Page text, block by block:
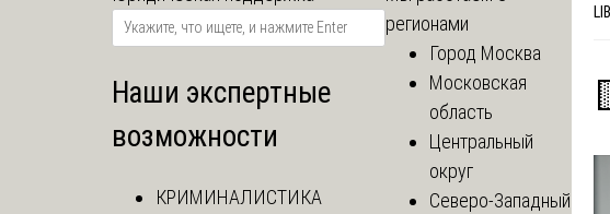
Наши экспертные
возможности
КРИМИНАЛИСТИКА
регионами
Город Москва
Московская
область
Центральный
округ
Северо-Западный